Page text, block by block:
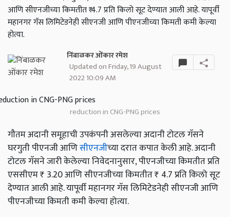
आणि सीएनजीच्या किमतीत ₹ 4.7 प्रति किलो सूट देण्यात आली आहे. यापूर्वी
महानगर गॅस लिमिटेडनेही सीएनजी आणि पीएनजीच्या किमती कमी केल्या
होत्या.
निंबाळकर ओंकार रमेश
Updated on Friday, 19 August
2022 10:09 AM
reduction in CNG-PNG prices
गौतम अदानी समूहाची उपकंपनी असलेल्या अदानी टोटल गॅसने
घरगुती पीएनजी आणिसीएनजीच्या दरात कपात केली आहे. अदानी
टोटल गॅसने जारी केलेल्या निवेदनानुसार, पीएनजीच्या किमतीत प्रति
एससीएम ₹ 3.20 आणि सीएनजीच्या किमतीत ₹ 4.7 प्रति किलो सूट
देण्यात आली आहे. यापूर्वी महानगर गॅस लिमिटेडनेही सीएनजी आणि
पीएनजीच्या किमती कमी केल्या होत्या.